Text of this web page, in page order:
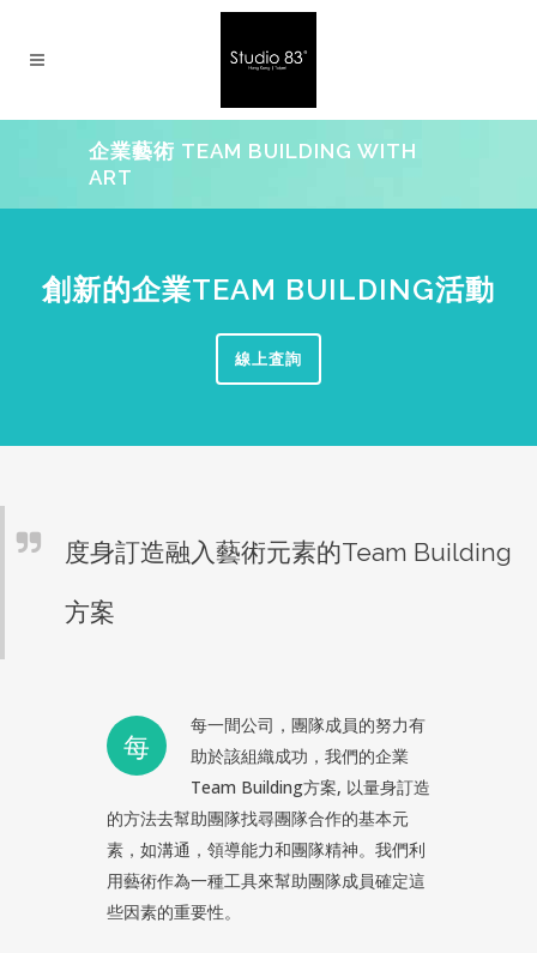
企業藝術 TEAM BUILDING WITH
ART
創新的企業TEAM BUILDING活動
線上査詢
度身訂造融入藝術元素的Team Building
方案
每
每一間公司，團隊成員的努力有
助於該組織成功，我們的企業
Team Building方案, 以量身訂造
的方法去幫助團隊找尋團隊合作的基本元
素，如溝通，領導能力和團隊精神。我們利
用藝術作為一種工具來幫助團隊成員確定這
些因素的重要性。